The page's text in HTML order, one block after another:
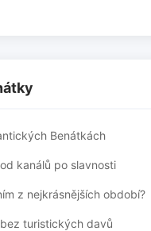
Benátkách
kanálů po slavnosti
z nejkrásnějších období?
turistických davů